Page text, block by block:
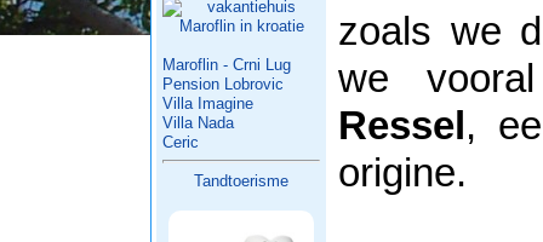
Maroflin - Crni Lug
Pension Lobrovic
Villa Imagine
Villa Nada
Ceric
Tandtoerisme
zoals we
we
Ressel,
origine.